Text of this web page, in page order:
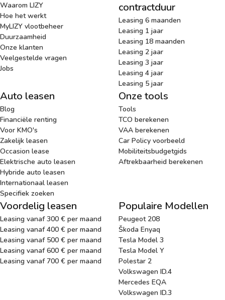
Waarom LIZY
Hoe het werkt
MyLIZY vlootbeheer
Duurzaamheid
Onze klanten
Veelgestelde vragen
Jobs
contractduur
Leasing 6 maanden
Leasing 1 jaar
Leasing 18 maanden
Leasing 2 jaar
Leasing 3 jaar
Leasing 4 jaar
Leasing 5 jaar
Auto leasen
Blog
Financiële renting
Voor KMO's
Zakelijk leasen
Occasion lease
Elektrische auto leasen
Hybride auto leasen
Internationaal leasen
Specifiek zoeken
Onze tools
Tools
TCO berekenen
VAA berekenen
Car Policy voorbeeld
Mobiliteitsbudgetgids
Aftrekbaarheid berekenen
Voordelig leasen
Leasing vanaf 300 € per maand
Leasing vanaf 400 € per maand
Leasing vanaf 500 € per maand
Leasing vanaf 600 € per maand
Leasing vanaf 700 € per maand
Populaire Modellen
Peugeot 208
Škoda Enyaq
Tesla Model 3
Tesla Model Y
Polestar 2
Volkswagen ID.4
Mercedes EQA
Volkswagen ID.3